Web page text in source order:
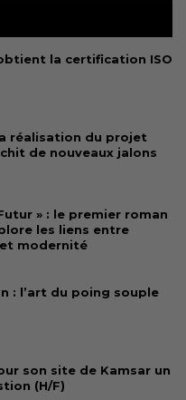
obtient la certification ISO
réalisation du projet
de nouveaux jalons
» : le premier roman
les liens entre
modernité
: l’art du poing souple
son site de Kamsar un
(H/F)